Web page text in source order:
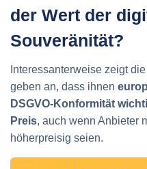
der Wert der
Souveränität?
Interessanterweise zeigt
geben an, dass ihnen
DSGVO-Konformität
Preis, auch wenn Anbieter
höherpreisig seien.